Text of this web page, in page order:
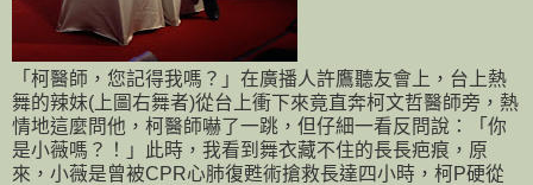
「柯醫師，您記得我嗎？」在廣播人許鷹聽友會上，台上熱
舞的辣妹(上圖右舞者)從台上衝下來竟直奔柯文哲醫師旁，熱
情地這麼問他，柯醫師嚇了一跳，但仔細一看反問說：「你
是小薇嗎？！」此時，我看到舞衣藏不住的長長疤痕，原
來，小薇是曾被CPR心肺復甦術搶救長達四小時，柯P硬從